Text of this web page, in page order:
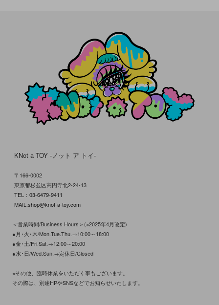
KNot a TOY -ノット ア トイ-
〒166-0002
東京都杉並区高円寺北2-24-13
TEL： 03-6479-9411
MAIL:shop@knot-a-toy.com
＜営業時間/Business Hours＞(※2025年4月改定)
●月･火･木/Mon.Tue.Thu.→10:00～18:00
●金･土/Fri.Sat.→12:00～20:00
●水･日/Wed.Sun.→定休日/Closed
※その他、臨時休業をいただく事もございます。
その際は、別途HPやSNSなどでお知らせいたします。